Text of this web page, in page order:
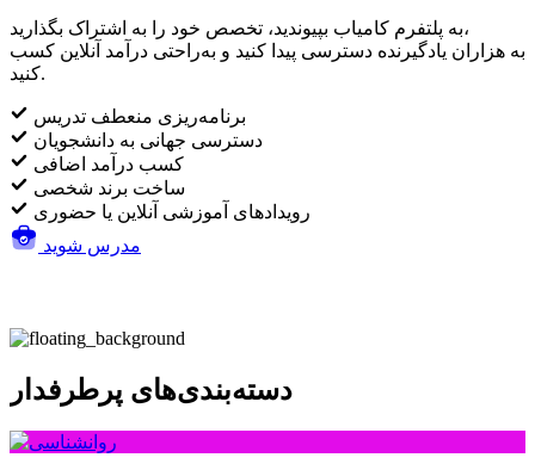
به پلتفرم کامیاب بپیوندید، تخصص خود را به اشتراک بگذارید،
به هزاران یادگیرنده دسترسی پیدا کنید و به‌راحتی درآمد آنلاین کسب
کنید.
برنامه‌ریزی منعطف تدریس
دسترسی جهانی به دانشجویان
کسب درآمد اضافی
ساخت برند شخصی
رویدادهای آموزشی آنلاین یا حضوری
مدرس شوید
دسته‌بندی‌های پرطرفدار